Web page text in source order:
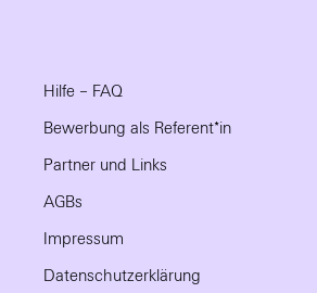
Hilfe – FAQ
Bewerbung als Referent*in
Partner und Links
AGBs
Impressum
Datenschutzerklärung